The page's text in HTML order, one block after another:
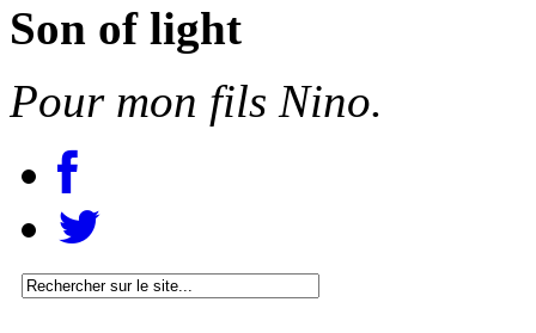
Son of light
Pour mon fils Nino.